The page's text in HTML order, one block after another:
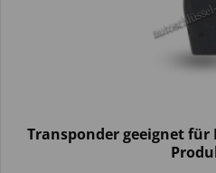
Transponder geeignet für